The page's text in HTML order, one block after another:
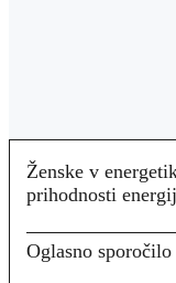
Ženske v
prihodnosti
Oglasno sporočilo